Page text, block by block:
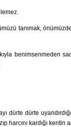
tanımak,
benimsenmeden
dürte dürte
kardığı kentin